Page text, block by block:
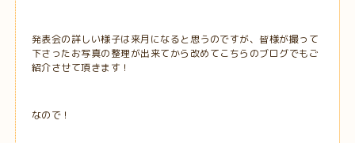
発表会の詳しい様子は来月になると思うのですが、皆様が撮って
下さったお写真の整理が出来てから改めてこちらのブログでもご
紹介させて頂きます！
なので！